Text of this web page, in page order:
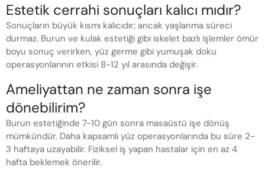
Estetik cerrahi sonuçları kalıcı mıdır?
Sonuçların büyük kısmı kalıcıdır; ancak yaşlanma süreci
durmaz. Burun ve kulak estetiği gibi iskelet bazlı işlemler ömür
boyu sonuç verirken, yüz germe gibi yumuşak doku
operasyonlarının etkisi 8-12 yıl arasında değişir.
Ameliyattan ne zaman sonra işe
dönebilirim?
Burun estetiğinde 7-10 gün sonra masaüstü işe dönüş
mümkündür. Daha kapsamlı yüz operasyonlarında bu süre 2-
3 haftaya uzayabilir. Fiziksel iş yapan hastalar için en az 4
hafta beklemek önerilir.